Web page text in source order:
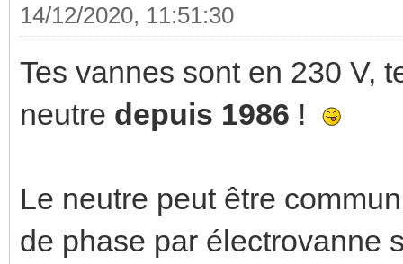
14/12/2020, 11:51:30
Tes vannes sont en 230 V,
neutre depuis 1986 !
Le neutre peut être
de phase par électrovanne